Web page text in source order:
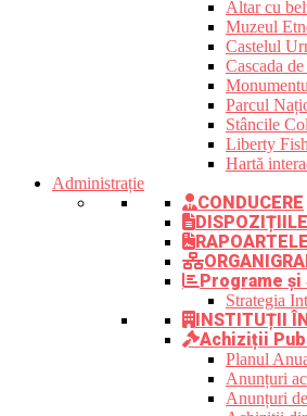
Altar cu
Muzeul
Castelul
Cascada
Parcul
Stâncile
Liberty
Hartă
Administrație
CONDUCERE
Programe
Strategia
INSTITUȚII
Achiziții
Planul
Anunțuri
Anunțuri